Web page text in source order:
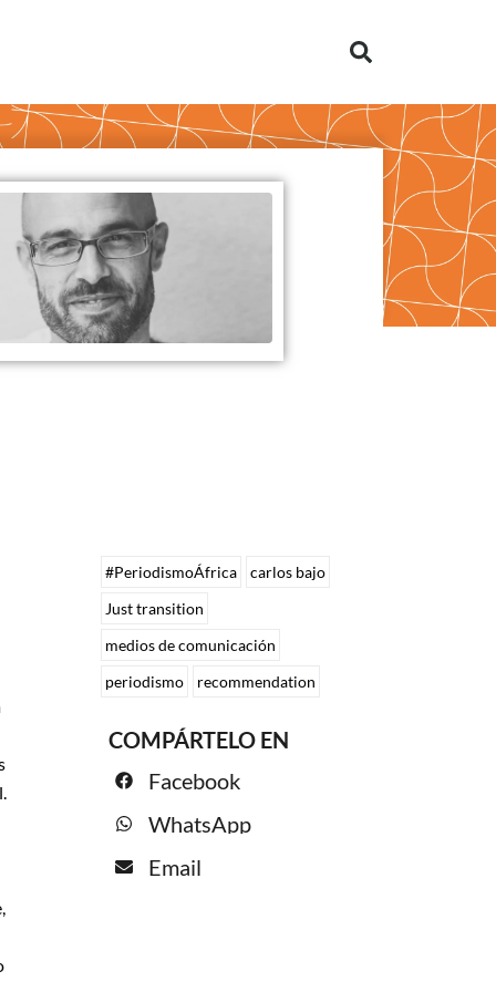
#PeriodismoÁfrica
carlos bajo
Just transition
medios de comunicación
periodismo
recommendation
COMPÁRTELO EN
Facebook
WhatsApp
Email